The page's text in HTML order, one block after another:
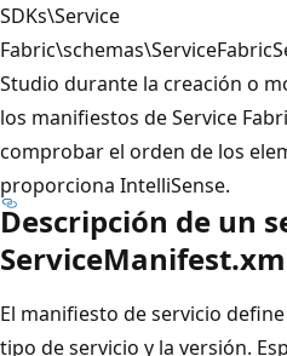
SDKs\Service
Studio durante la creación o
los manifiestos de Service
comprobar el orden de los
proporciona IntelliSense.
Descripción de un
El manifiesto de servicio
tipo de servicio y la versión.